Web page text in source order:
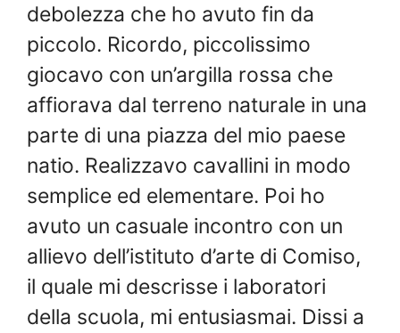
debolezza che ho avuto fin da
piccolo. Ricordo, piccolissimo
giocavo con un’argilla rossa che
affiorava dal terreno naturale in una
parte di una piazza del mio paese
natio. Realizzavo cavallini in modo
semplice ed elementare. Poi ho
avuto un casuale incontro con un
allievo dell’istituto d’arte di Comiso,
il quale mi descrisse i laboratori
della scuola, mi entusiasmai. Dissi a